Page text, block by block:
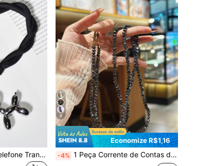
1 Conjunto Capa de Telefone Trançada de Náilon Preto, Cordão de Pulso Portátil, Chaveiro Pendente de Cachorro de Balão de Gelatina Fofo, Acessório da Moda para Bolsas Compatível com Android e a Maioria dos Smartphones, Presentes para Mãe, Família, Amigos, Aniversário, Feriado
6
Economize R$1,16
-4% 1 Peça Corrente de Contas de Vidro Brilhante Orquídea Branca & Preta de Jade, Adequada para Pingente de Telefone, Pulseira, Alça Transversal, Compatível com Bolsas.